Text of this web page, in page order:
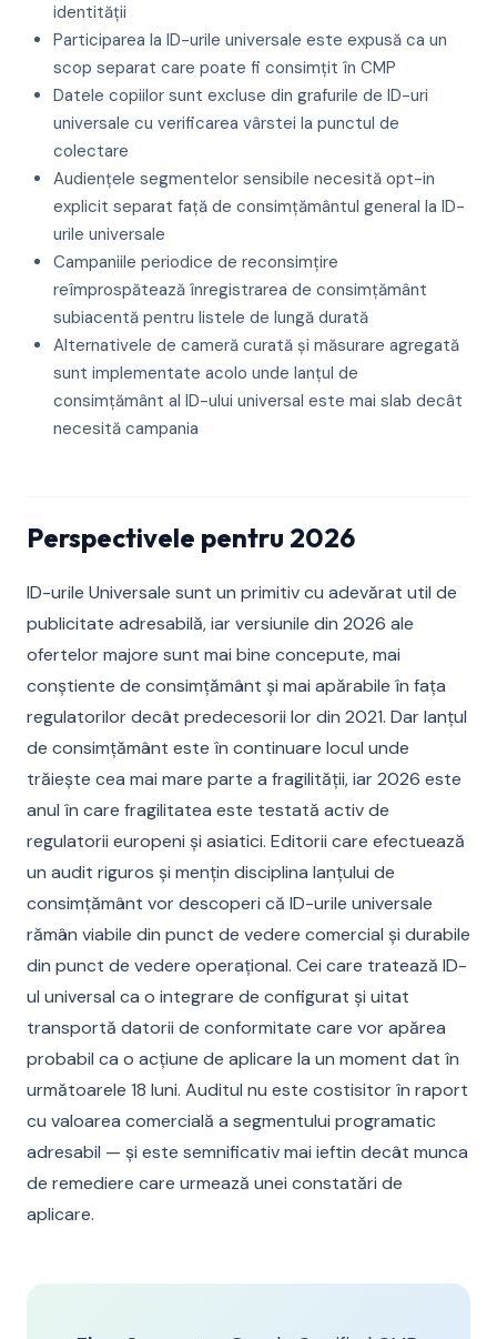
identității
Participarea la ID-urile universale este expusă ca un
scop separat care poate fi consimțit în CMP
Datele copiilor sunt excluse din grafurile de ID-uri
universale cu verificarea vârstei la punctul de
colectare
Audiențele segmentelor sensibile necesită opt-in
explicit separat față de consimțământul general la ID-
urile universale
Campaniile periodice de reconsimțire
reîmprospătează înregistrarea de consimțământ
subiacentă pentru listele de lungă durată
Alternativele de cameră curată și măsurare agregată
sunt implementate acolo unde lanțul de
consimțământ al ID-ului universal este mai slab decât
necesită campania
Perspectivele pentru 2026
ID-urile Universale sunt un primitiv cu adevărat util de
publicitate adresabilă, iar versiunile din 2026 ale
ofertelor majore sunt mai bine concepute, mai
conștiente de consimțământ și mai apărabile în fața
regulatorilor decât predecesorii lor din 2021. Dar lanțul
de consimțământ este în continuare locul unde
trăiește cea mai mare parte a fragilității, iar 2026 este
anul în care fragilitatea este testată activ de
regulatorii europeni și asiatici. Editorii care efectuează
un audit riguros și mențin disciplina lanțului de
consimțământ vor descoperi că ID-urile universale
rămân viabile din punct de vedere comercial și durabile
din punct de vedere operațional. Cei care tratează ID-
ul universal ca o integrare de configurat și uitat
transportă datorii de conformitate care vor apărea
probabil ca o acțiune de aplicare la un moment dat în
următoarele 18 luni. Auditul nu este costisitor în raport
cu valoarea comercială a segmentului programatic
adresabil — și este semnificativ mai ieftin decât munca
de remediere care urmează unei constatări de
aplicare.